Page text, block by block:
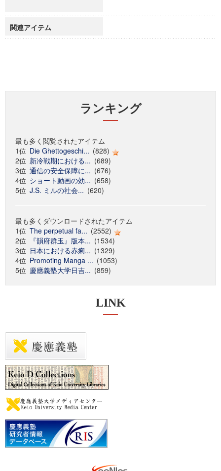
関連アイテム
ランキング
最も多く閲覧されたアイテム
1位 Die Ghettogeschi... (828)
2位 新冷戦期における... (689)
3位 通信の安全保障に... (676)
4位 ショート動画の効... (658)
5位 J.S. ミルの社会... (620)
最も多くダウンロードされたアイテム
1位 The perpetual fa... (2552)
2位
『韻府群玉』版本... (1534)
3位 日本における赤痢... (1329)
4位 Promoting Manga ... (1053)
5位 慶應義塾大学日吉... (859)
LINK